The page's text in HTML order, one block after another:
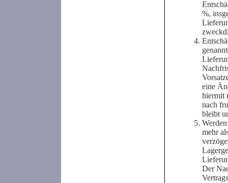
%,
eine
hiermit
nach
bleibt
mehr
Der